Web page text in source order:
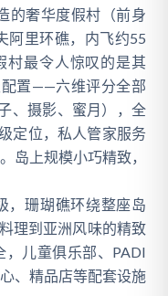
的奢华度假村（前身
阿里环礁，内飞约55
村最令人惊叹的是其
配置——六维评分全部
、摄影、蜜月），全
定位，私人管家服务
岛上规模小巧精致，
，珊瑚礁环绕整座岛
理到亚洲风味的精致
儿童俱乐部、PADI
、精品店等配套设施